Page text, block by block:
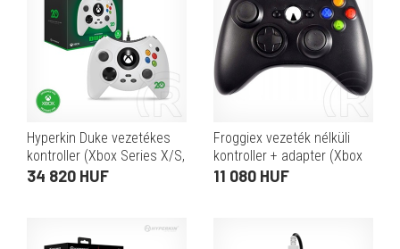
Hyperkin Duke vezetékes
kontroller (Xbox Series X/S,
Xbox One, Windows 10/11,
34 820 HUF
Froggiex vezeték nélküli
kontroller + adapter (Xbox
360, PC, fekete)
11 080 HUF